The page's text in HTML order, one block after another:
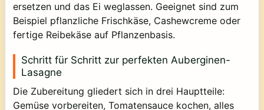
ersetzen und das Ei weglassen. Geeignet sind zum
Beispiel pflanzliche Frischkäse, Cashewcreme oder
fertige Reibekäse auf Pflanzenbasis.
Schritt für Schritt zur perfekten Auberginen-
Lasagne
Die Zubereitung gliedert sich in drei Hauptteile:
Gemüse vorbereiten, Tomatensauce kochen, alles